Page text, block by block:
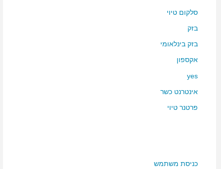
סלקום טיוי
בזק
בזק בינלאומי
אקספון
yes
אינטרנט כשר
פרטנר טיוי
כניסת משתמש